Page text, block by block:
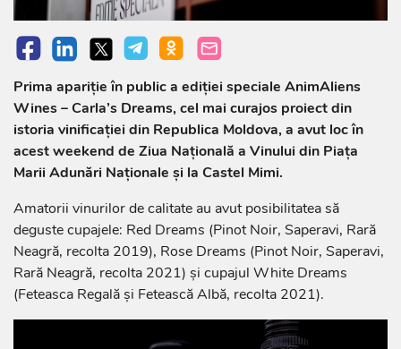
Prima apariție în public a ediției speciale AnimAliens
Wines – Carla’s Dreams, cel mai curajos proiect din
istoria vinificației din Republica Moldova, a avut loc în
acest weekend de Ziua Națională a Vinului din Piața
Marii Adunări Naționale și la Castel Mimi.
Amatorii vinurilor de calitate au avut posibilitatea să
deguste cupajele: Red Dreams (Pinot Noir, Saperavi, Rară
Neagră, recolta 2019), Rose Dreams (Pinot Noir, Saperavi,
Rară Neagră, recolta 2021) și cupajul White Dreams
(Feteasca Regală și Fetească Albă, recolta 2021).